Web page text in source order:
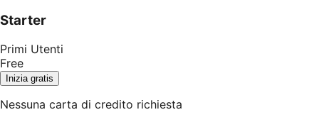
Starter
Primi Utenti
Free
Inizia gratis
Nessuna carta di credito richiesta